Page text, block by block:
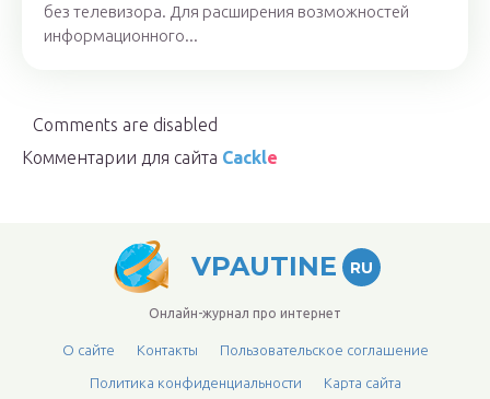
без телевизора. Для расширения возможностей
информационного...
Comments are disabled
Комментарии для сайта Cackle
VPAUTINE RU
Онлайн-журнал про интернет
О сайте Контакты Пользовательское соглашение
Политика конфиденциальности Карта сайта